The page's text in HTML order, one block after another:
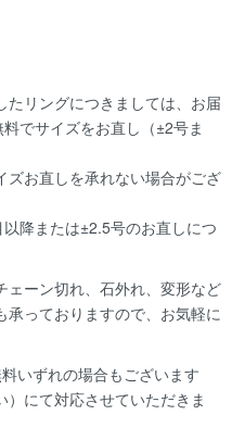
たリングにつきましては、お届
料でサイズをお直し（±2号ま
ズお直しを承れない場合がござ
降または±2.5号のお直しにつ
ェーン切れ、石外れ、変形など
っておりますので、お気軽に
いずれの場合もございます
）にて対応させていただきま